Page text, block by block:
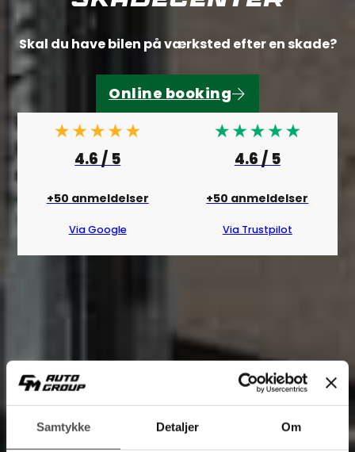
Samtykke Detaljer Om
Skal du have bilen på værksted efter en skade?
Online booking
Book tid her
4.6 / 5
+50 anmeldelser
Via Google
4.6 / 5
+50 anmeldelser
Via Trustpilot